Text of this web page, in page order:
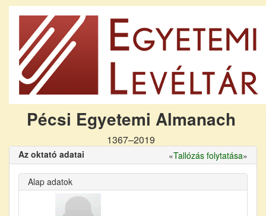
Pécsi Egyetemi Almanach
1367–2019
Az oktató adatai «Tallózás folytatása»
Alap adatok